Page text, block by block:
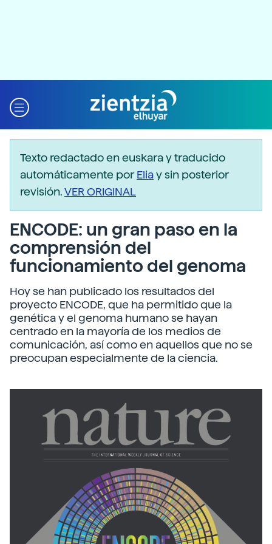
Texto redactado en euskara y traducido
automáticamente porEliay sin posterior
revisión.VER ORIGINAL
ENCODE: un gran paso en la
comprensión del
funcionamiento del genoma
Hoy se han publicado los resultados del
proyecto ENCODE, que ha permitido que la
genética y el genoma humano se hayan
centrado en la mayoría de los medios de
comunicación, así como en aquellos que no se
preocupan especialmente de la ciencia.